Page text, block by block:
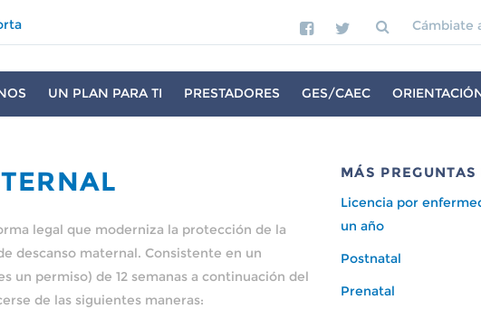
Cámbiate
UN PLAN PARA TI PRESTADORES GES/CAEC
legal que moderniza la protección de la
descanso maternal. Consistente en un
un permiso) de 12 semanas a continuación del
de las siguientes maneras:
MÁS
Licencia por
un año
Postnatal
Prenatal